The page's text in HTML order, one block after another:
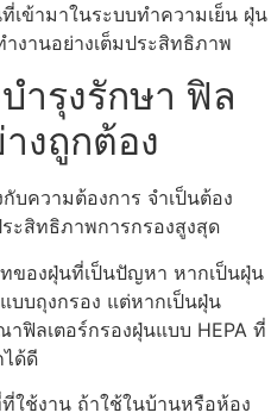
เข้ามาในระบบทำความเย็น ฝุ่น
งานอย่างเต็มประสิทธิภาพ
ำรุงรักษา ฟิล
งถูกต้อง
บความต้องการ จำเป็นต้อง
ะสิทธิภาพการกรองสูงสุด
ของฝุ่นที่เป็นปัญหา หากเป็นฝุ่น
บบถุงกรอง แต่หากเป็นฝุ่น
ฟิลเตอร์กรองฝุ่นแบบ HEPA ที่
ด้ดี
ใช้งาน ถ้าใช้ในบ้านหรือห้อง